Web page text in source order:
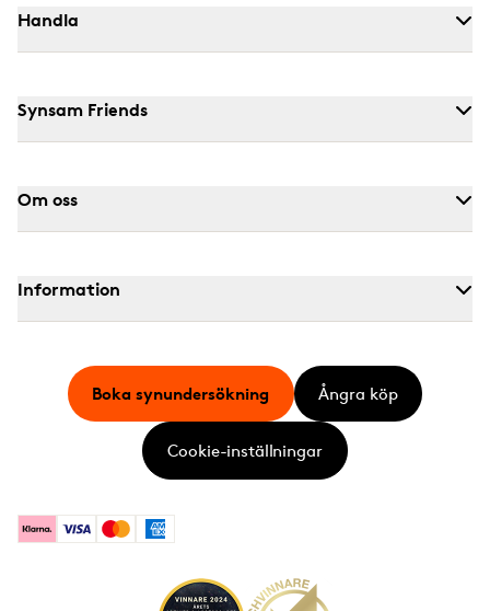
Handla
Synsam Friends
Om oss
Information
KlarnaVisa MastercardAmerican Express
Boka synundersökning Ångra köp
Cookie-inställningar